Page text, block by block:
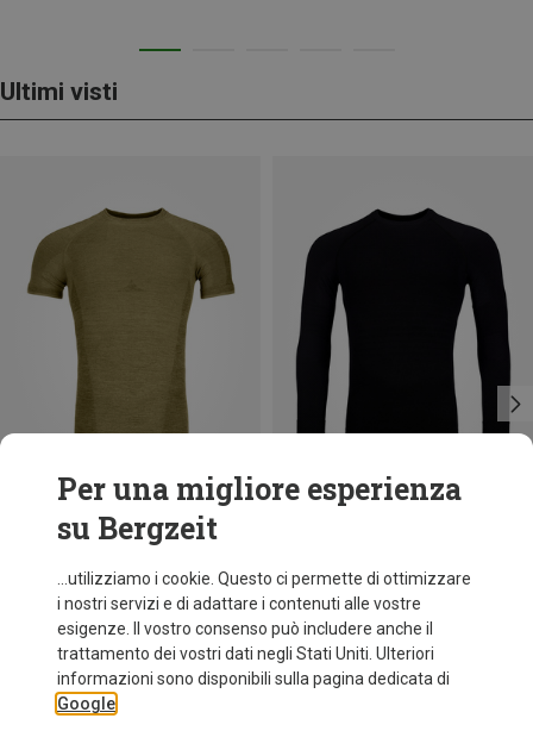
Ultimi visti
Risparmi 46%
Per una migliore esperienza
su Bergzeit
...utilizziamo i cookie. Questo ci permette di ottimizzare
i nostri servizi e di adattare i contenuti alle vostre
esigenze. Il vostro consenso può includere anche il
trattamento dei vostri dati negli Stati Uniti. Ulteriori
informazioni sono disponibili sulla pagina dedicata di
Google